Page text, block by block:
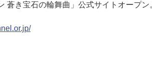
蒼き宝石の輪舞曲」公式サイトオープン